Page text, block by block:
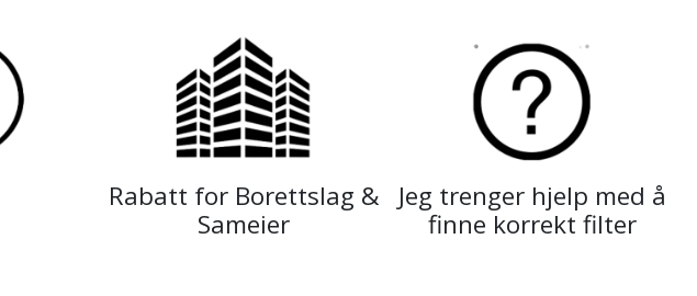
Rabatt for Borettslag &
Sameier
Jeg trenger hjelp med å
finne korrekt filter